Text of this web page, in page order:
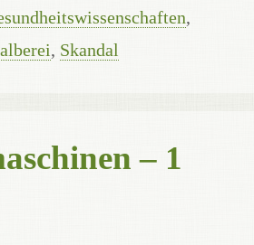
,
, Skandal
– 1